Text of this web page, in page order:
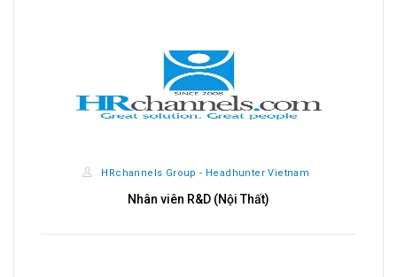
HRchannels Group - Headhunter Vietnam
Nhân viên R&D (Nội Thất)